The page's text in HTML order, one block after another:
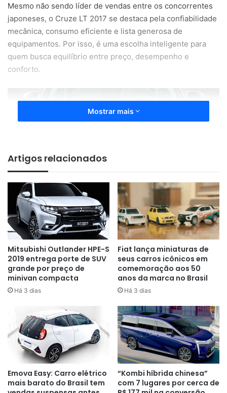
Mesmo não sendo líder de vendas entre os concorrentes
japoneses, o Cruze LT 2017 se destaca pela confiabilidade
mecânica, consumo eficiente e lista generosa de
equipamentos. Por isso, é uma escolha inteligente para
quem busca equilíbrio entre preço, desempenho e
conforto.
Sobre Chevrolet Cruze LT 2017
Motor turbo e desempenho
convincente
O Chevrolet Cruze LT 2017 vem equipado com o motor 1.4
turboflex da família Ecotec, já conhecido por sua
durabilidade. Ele entrega até 153 cavalos com etanol e 150
com gasolina, além de 24,5 kgfm de torque. A transmissão
automática de seis marchas garante trocas suaves e bom
desempenho.
Mostrar mais
Artigos relacionados
Mitsubishi Outlander HPE-S
2019 entrega porte de SUV
grande por preço de
minivan compacta
Há 3 dias
Fiat lança miniaturas de
seus carros icônicos em
comemoração aos 50
anos da marca no Brasil
Há 3 dias
Emova Easy: Carro elétrico
mais barato do Brasil tem
“Kombi híbrida chinesa”
com 7 lugares por cerca de